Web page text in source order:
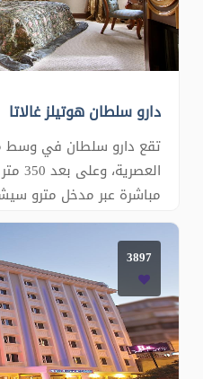
دارو سلطان هوتيلز غالاتا
تقع دارو سلطان في وسط
مباشرة عبر مدخل مترو
مزينة بأناقة وتضم تكييف
فضائية. تضم جميع الغرف
غلطة غلاية وميني بار.
على البحر. كما تضم بعض
3897